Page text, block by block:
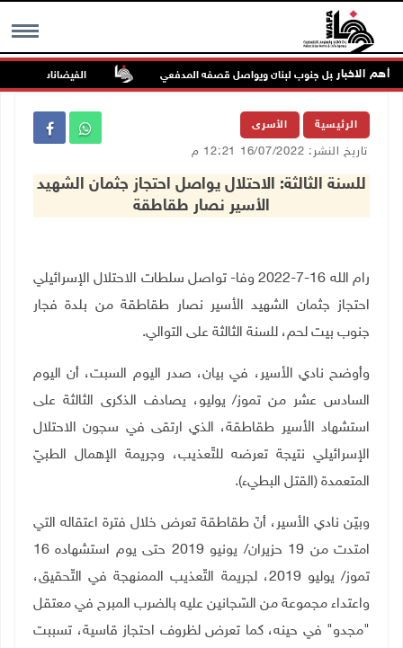
MENU أهم الاخبار
بلدة ميس الجبل جنوب لبنان ويواصل قصفه المدفعي الفيضانات في ولاية آسام
الرئيسية الأسرى
تاريخ النشر: 16/07/2022 12:21 م
للسنة الثالثة: الاحتلال يواصل احتجاز جثمان الشهيد
الأسير نصار طقاطقة
رام الله 16-7-2022 وفا- تواصل سلطات الاحتلال الإسرائيلي
احتجاز جثمان الشهيد الأسير نصار طقاطقة من بلدة فجار
جنوب بيت لحم، للسنة الثالثة على التوالي.
وأوضح نادي الأسير، في بيان، صدر اليوم السبت، أن اليوم
السادس عشر من تموز/ يوليو، يصادف الذكرى الثالثة على
استشهاد الأسير طقاطقة، الذي ارتقى في سجون الاحتلال
الإسرائيلي نتيجة تعرضه للتّعذيب، وجريمة الإهمال الطبيّ
المتعمدة (القتل البطيء).
وبيّن نادي الأسير، أنّ طقاطقة تعرض خلال فترة اعتقاله التي
امتدت من 19 حزيران/ يونيو 2019 حتى يوم استشهاده 16
تموز/ يوليو 2019، لجريمة التّعذيب الممنهجة في التّحقيق،
واعتداء مجموعة من السّجانين عليه بالضرب المبرح في معتقل
"مجدو" في حينه، كما تعرض لظروف احتجاز قاسية، تسببت